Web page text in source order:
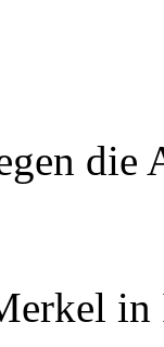
die
in